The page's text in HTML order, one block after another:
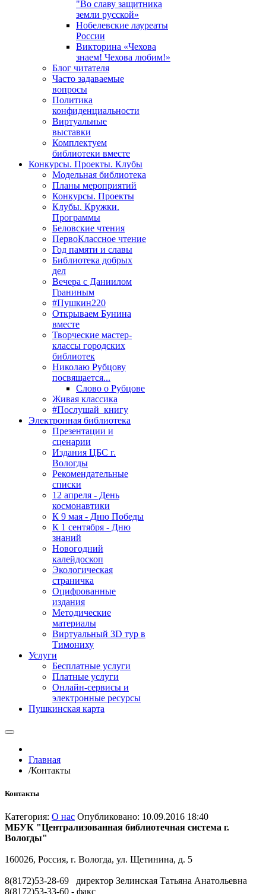
"Во славу защитника
земли русской»
Нобелевские лауреаты
России
Викторина «Чехова
знаем! Чехова любим!»
Блог читателя
Часто задаваемые
вопросы
Политика
конфиденциальности
Виртуальные
выставки
Комплектуем
библиотеки вместе
Конкурсы. Проекты. Клубы
Модельная библиотека
Планы мероприятий
Конкурсы. Проекты
Клубы. Кружки.
Программы
Беловские чтения
ПервоКлассное чтение
Год памяти и славы
Библиотека добрых
дел
Вечера с Даниилом
Граниным
#Пушкин220
Открываем Бунина
вместе
Творческие мастер-
классы городских
библиотек
Николаю Рубцову
посвящается...
Слово о Рубцове
Живая классика
#Послушай_книгу
Электронная библиотека
Презентации и
сценарии
Издания ЦБС г.
Вологды
Рекомендательные
списки
12 апреля - День
космонавтики
К 9 мая - Дню Победы
К 1 сентября - Дню
знаний
Новогодний
калейдоскоп
Экологическая
страничка
Оцифрованные
издания
Методические
материалы
Виртуальный 3D тур в
Тимониху
Услуги
Бесплатные услуги
Платные услуги
Онлайн-сервисы и
электронные ресурсы
Пушкинская карта
Главная
/Контакты
Контакты
Категория: О нас Опубликовано: 10.09.2016 18:40
МБУК "Централизованная библиотечная система г.
Вологды"
160026, Россия, г. Вологда, ул. Щетинина, д. 5
8(8172)53-28-69 директор Зелинская Татьяна Анатольевна
8(8172)53-33-60 - факс